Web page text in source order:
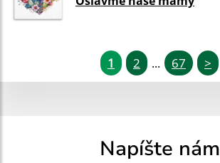
1 2 ... 67 >
Napíšte nám